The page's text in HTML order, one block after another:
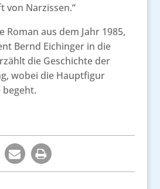
von Narzissen.“
aus dem Jahr 1985,
Bernd Eichinger in die
die Geschichte der
wobei die Hauptfigur